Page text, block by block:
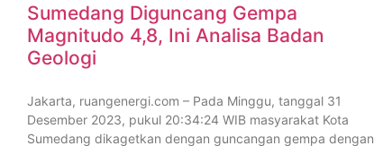
Sumedang Diguncang Gempa
Magnitudo 4,8, Ini Analisa Badan
Geologi
Jakarta, ruangenergi.com – Pada Minggu, tanggal 31
Desember 2023, pukul 20:34:24 WIB masyarakat Kota
Sumedang dikagetkan dengan guncangan gempa dengan